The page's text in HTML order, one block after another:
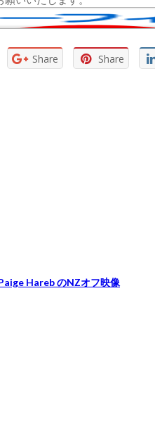
Share Share
Hareb のNZオフ映像